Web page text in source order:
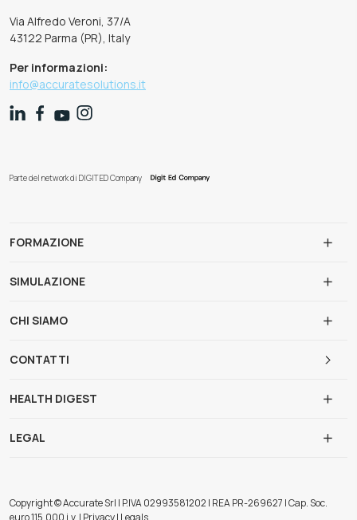
Via Alfredo Veroni, 37/A
43122 Parma (PR), Italy
Per informazioni:
info@accuratesolutions.it
Parte del network di DIGIT ED Company
FORMAZIONE
SIMULAZIONE
CHI SIAMO
CONTATTI
HEALTH DIGEST
LEGAL
Copyright © Accurate Srl | P.IVA 02993581202 | REA PR-269627 | Cap. Soc.
euro 115.000 i.v. | Privacy | Legals